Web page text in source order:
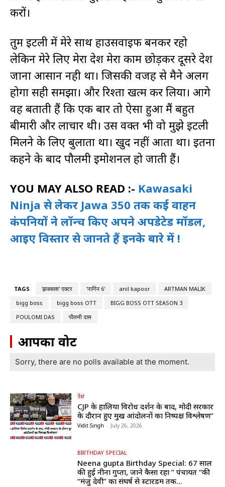
करों।
तुम इटली में मेरे साथ हाउसवाइफ बनकर रहो
लेकिन मेरे लिए मेरा देश मेरा काम छोड़कर दूसरे देश
जाना आसान नही था। जिसकी वजह से मैने अलग
होगा सही समझा। और रिश्ता खत्म कर लिया। आगे
वह बताती हैं कि एक बार तो ऐसा हुआ मैं बहुत
बीमारी और लाचार थी। उस वक्त भी वो मुझे इटली
मिलने के लिए बुलाता था। खुद नहीं आता था। इतना
कहने के बाद पौलमी इमोशनल हो जाती हैं।
YOU MAY ALSO READ :- Kawasaki
Ninja से लेकर Jawa 350 तक कई वाहन
कंपनियों ने लॉन्च किए अपने अपडेटेड मॉडल,
आइए विस्तार से जानते हैं इनके बारे में !
TAGS 'झक्कास' एक्टर 'नागिन 6' anil kapoor
ARTMAN MALIK
bigg boss
bigg boss OTT
BIGG BOSS OTT SEASON 3
POULOMI DAS
पौलमी दास
आपका वोट
Sorry, there are no polls available at the moment.
देश
CJP के हालिया विरोध प्रदर्शन के बाद, मोदी सरकार
के दौरान हुए प्रमुख आंदोलनों का निष्पक्ष विश्लेषण”
Vidit Singh - July 26, 2026
BIRTHDAY SPECIAL
Neena gupta Birthday Special: 67 साल
की हुईं नीना गुप्ता, जाने कैसा रहा ” पंचायत “की
“मंजु देवी” का संघर्ष से स्टारडम तक...